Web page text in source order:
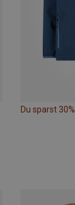
Du sparst 30%